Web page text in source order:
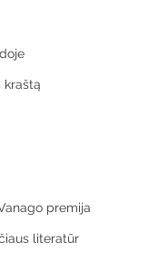
kraštą
premija
literatūr